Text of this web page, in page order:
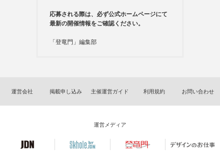
応募される際は、必ず公式ホームページにて
最新の開催情報をご確認ください。
「登竜門」編集部
運営会社 掲載申し込み 主催運営ガイド 利用規約 お問い合わせ
運営メディア